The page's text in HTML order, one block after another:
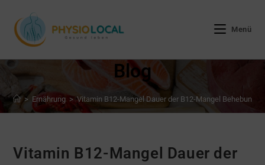
Inhalt
springen
Menü
Blog
> Ernährung > Vitamin B12-Mangel Dauer der B12-Mangel Behebung
Vitamin B12-Mangel Dauer der